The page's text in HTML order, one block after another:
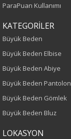
Kalıp
Büyük Beden
Boy
75
ParaPuan Kullanımı
KATEGORİLER
Büyük Beden
Büyük Beden Elbise
Büyük Beden Abiye
Büyük Beden Pantolon
Büyük Beden Gömlek
Büyük Beden Bluz
LOKASYON